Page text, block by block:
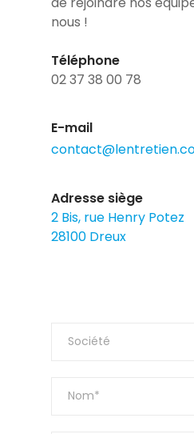
nous !
Téléphone
02 37 38 00 78
E-mail
Adresse siège
2 Bis, rue Henry Potez
28100 Dreux